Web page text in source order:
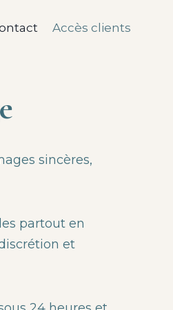
Accès clients
sincères,
partout en
et